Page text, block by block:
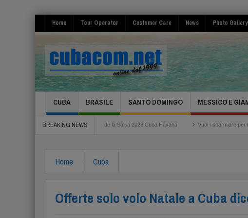
Home Tour Operator Customer Care News Photo Gallery
CUBA BRASILE SANTO DOMINGO MESSICO E
BREAKING NEWS
Festival de la Salsa 2026 Cuba Havana Vuoi risparmiare per il tuo volo? ecco il
Home Cuba
Offerte solo volo Natale a Cuba